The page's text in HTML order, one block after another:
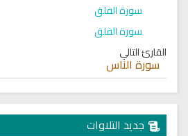
سورة الفلق
سورة الفلق
القارئ التالي
سورة الناس
جديد التلاوات